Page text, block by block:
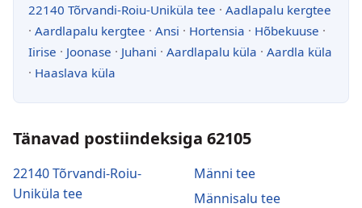
22140 Tõrvandi-Roiu-Uniküla tee · Aadlapalu kergtee
· Aardlapalu kergtee · Ansi · Hortensia · Hõbekuuse ·
Iirise · Joonase · Juhani · Aardlapalu küla · Aardla küla
· Haaslava küla
Tänavad postiindeksiga 62105
22140 Tõrvandi-Roiu-
Uniküla tee
Männi tee
Männisalu tee